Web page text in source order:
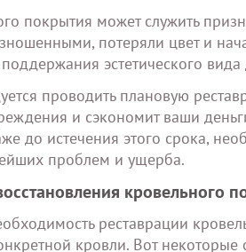
покрытия может служить
потеряли цвет и
эстетического
проводить плановую
и сэкономит ваши
до истечения этого срока,
проблем и ущерба.
кровельного
реставрации
кровли. Вот